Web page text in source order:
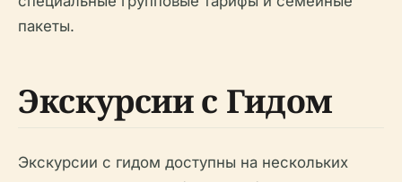
пакеты.
Экскурсии с Гидом
Экскурсии с гидом доступны на нескольких